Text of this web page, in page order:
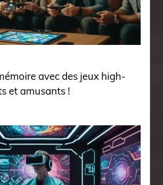
avec des jeux high-
et amusants !